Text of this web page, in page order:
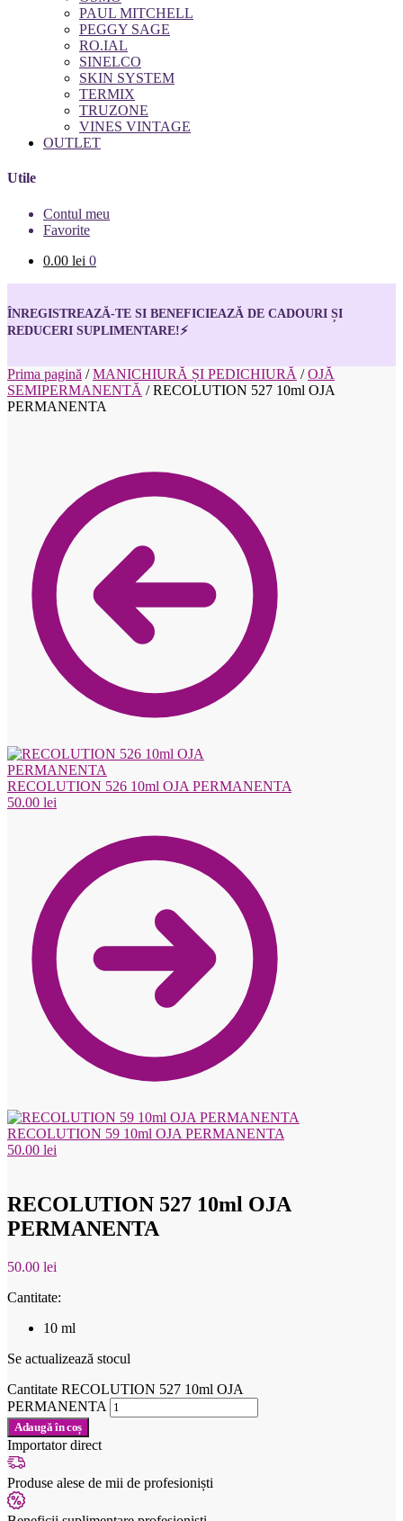
PAUL MITCHELL
PEGGY SAGE
RO.IAL
SINELCO
SKIN SYSTEM
TERMIX
TRUZONE
VINES VINTAGE
OUTLET
Utile
Contul meu
Favorite
0.00 lei 0
ÎNREGISTREAZĂ-TE SI BENEFICIEAZĂ DE CADOURI ȘI
REDUCERI SUPLIMENTARE!⚡
Prima pagină /MANICHIURĂ ȘI PEDICHIURĂ /OJĂ
SEMIPERMANENTĂ /RECOLUTION 527 10ml OJA
PERMANENTA
RECOLUTION 526 10ml OJA PERMANENTA
50.00 lei
RECOLUTION 59 10ml OJA PERMANENTA
50.00 lei
RECOLUTION 527 10ml OJA
PERMANENTA
50.00 lei
Cantitate:
10 ml
Se actualizează stocul
Cantitate RECOLUTION 527 10ml OJA
PERMANENTA
Adaugă în coș
Importator direct
Produse alese de mii de profesioniști